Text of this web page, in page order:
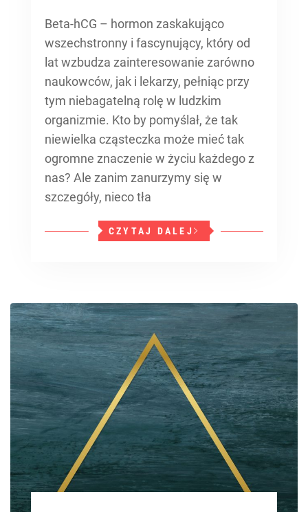
Beta-hCG – hormon zaskakująco
wszechstronny i fascynujący, który od
lat wzbudza zainteresowanie zarówno
naukowców, jak i lekarzy, pełniąc przy
tym niebagatelną rolę w ludzkim
organizmie. Kto by pomyślał, że tak
niewielka cząsteczka może mieć tak
ogromne znaczenie w życiu każdego z
nas? Ale zanim zanurzymy się w
szczegóły, nieco tła
CZYTAJ DALEJ